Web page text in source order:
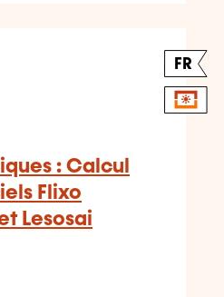
FR
: Calcul
Flixo
Lesosai